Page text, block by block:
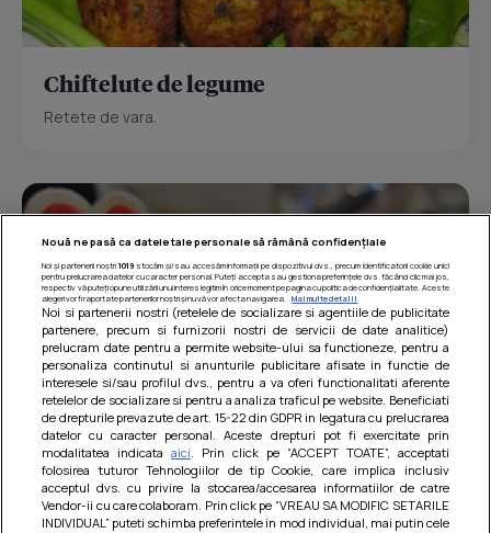
Chiftelute de legume
Retete de vara.
Barcute din vinete cu arpagic rosu
Un deliciu usor de preparat!
Nouă ne pasă ca datele tale personale să rămână confidențiale
Noi și partenerii noștri 1019stocăm și/sau accesăm informații pe dispozitivul dvs., precum identificatorii cookie unici
pentru prelucrarea datelor cu caracter personal. Puteți accepta sau gestiona preferințele dvs. făcând clic mai jos,
respectiv vă puteți opune utilizării unui interes legitim în orice moment pe pagina cu politica de confidențialitate. Aceste
alegeri vor fi raportate partenerilor noștri și nu vă vor afecta navigarea.
Mai multe detalii
Noi si partenerii nostri (retelele de socializare si agentiile de publicitate
partenere, precum si furnizorii nostri de servicii de date analitice)
prelucram date pentru a permite website-ului sa functioneze, pentru a
personaliza continutul si anunturile publicitare afisate in functie de
interesele si/sau profilul dvs., pentru a va oferi functionalitati aferente
retelelor de socializare si pentru a analiza traficul pe website. Beneficiati
de drepturile prevazute de art. 15-22 din GDPR in legatura cu prelucrarea
datelor cu caracter personal. Aceste drepturi pot fi exercitate prin
modalitatea indicataaici . Prin click pe “ACCEPT TOATE”, acceptati
folosirea tuturor Tehnologiilor de tip Cookie, care implica inclusiv
acceptul dvs. cu privire la stocarea/accesarea informatiilor de catre
Vendor-ii cu care colaboram. Prin click pe “VREAU SA MODIFIC SETARILE
INDIVIDUAL” puteti schimba preferintele in mod individual, mai putin cele